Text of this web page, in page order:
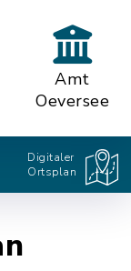
Amt
Oeversee
Digitaler
Ortsplan